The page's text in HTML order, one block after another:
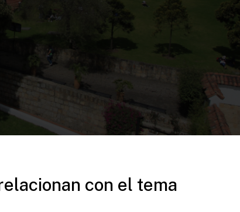
con el tema